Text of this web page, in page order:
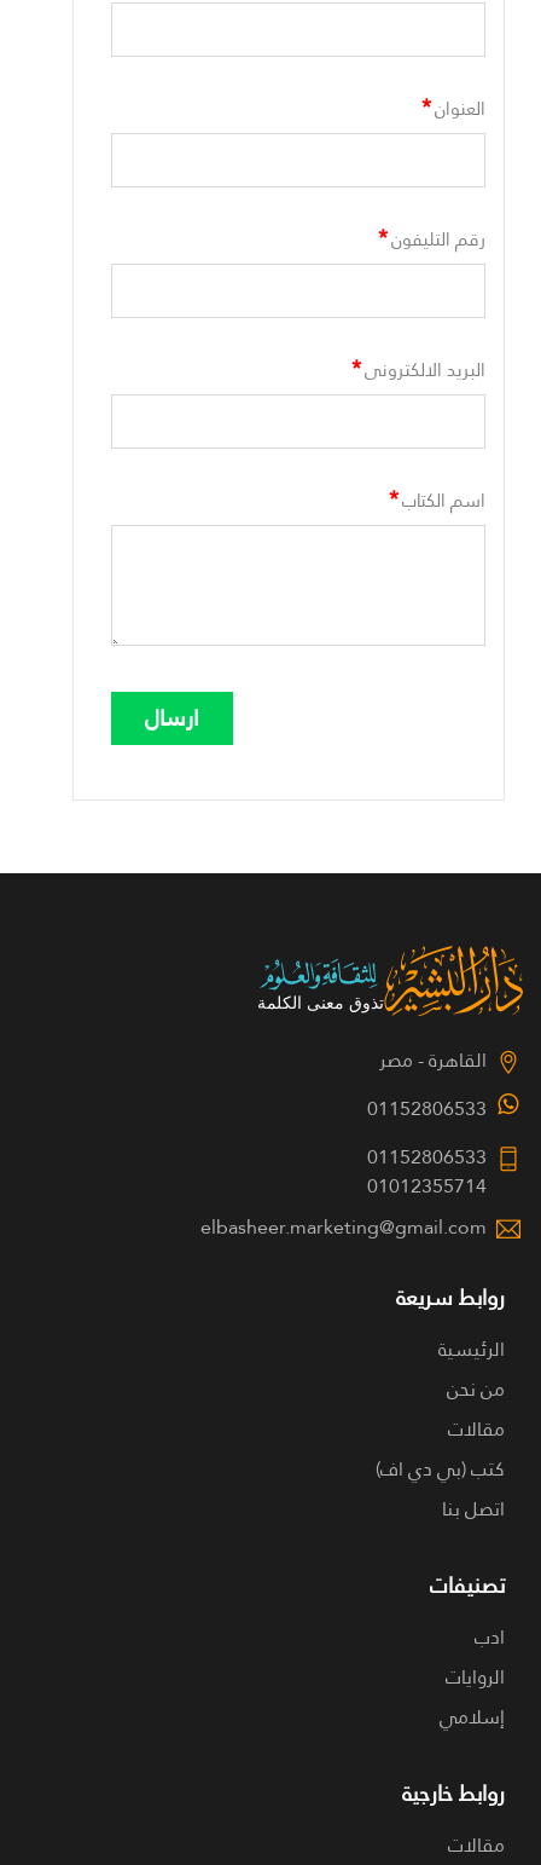
العنوان*
رقم التليفون*
البريد الالكترونى*
اسم الكتاب*
القاهرة - مصر
01152806533
01152806533
01012355714
elbasheer.marketing@gmail.com
روابط سريعة
الرئيسية
من نحن
مقالات
كتب (بي دي اف)
اتصل بنا
تصنيفات
ادب
الروايات
إسلامي
روابط خارجية
مقالات